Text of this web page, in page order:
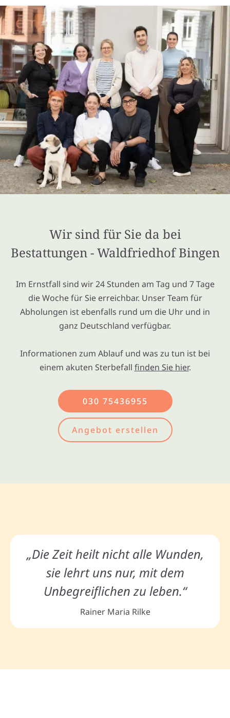
Wir sind für Sie da bei
Bestattungen - Waldfriedhof Bingen
Im Ernstfall sind wir 24 Stunden am Tag und 7 Tage
die Woche für Sie erreichbar. Unser Team für
Abholungen ist ebenfalls rund um die Uhr und in
ganz Deutschland verfügbar.
Informationen zum Ablauf und was zu tun ist bei
einem akuten Sterbefall finden Sie hier.
030 75436955
Angebot erstellen
„Die Zeit heilt nicht alle Wunden,
sie lehrt uns nur, mit dem
Unbegreiflichen zu leben.“
Rainer Maria Rilke